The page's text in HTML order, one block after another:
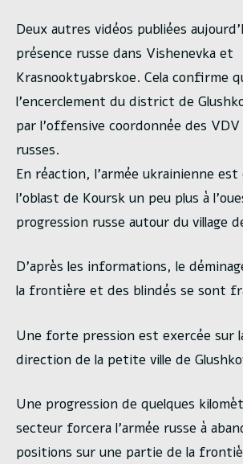
Deux autres vidéos publiées
présence russe dans Vishenevka et
Krasnooktyabrskoe. Cela confirme
l’encerclement du district de
par l’offensive coordonnée des
russes.
En réaction, l’armée ukrainienne
l’oblast de Koursk un peu plus à
progression russe autour du village
D’après les informations, le
la frontière et des blindés se sont
Une forte pression est exercée sur
direction de la petite ville de
Une progression de quelques
secteur forcera l’armée russe à
positions sur une partie de la